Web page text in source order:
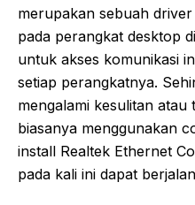
merupakan sebuah
pada perangkat desktop
untuk akses komunikasi
setiap perangkatnya.
mengalami kesulitan
biasanya menggunakan
install Realtek Ethernet
pada kali ini dapat